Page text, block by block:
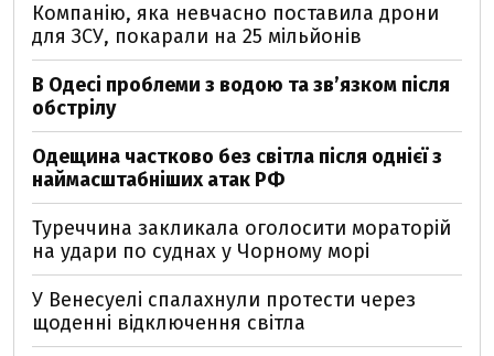
Компанію, яка невчасно поставила дрони
для ЗСУ, покарали на 25 мільйонів
В Одесі проблеми з водою та звʼязком після
обстрілу
Одещина частково без світла після однієї з
наймасштабніших атак РФ
Туреччина закликала оголосити мораторій
на удари по суднах у Чорному морі
У Венесуелі спалахнули протести через
щоденні відключення світла